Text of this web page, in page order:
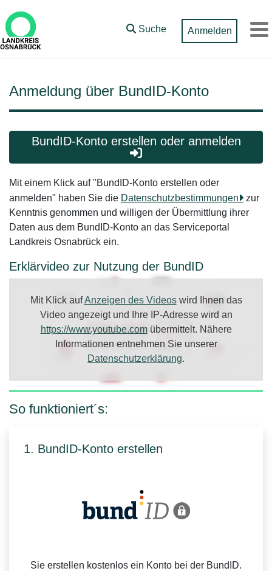
Zum Hauptinhalt springen
Suche Anmelden
Anmeldung über BundID-Konto
BundID-Konto erstellen oder anmelden
Mit einem Klick auf "BundID-Konto erstellen oder
anmelden" haben Sie die Datenschutzbestimmungen
zur
Kenntnis genommen und willigen der Übermittlung ihrer
Daten aus dem BundID-Konto an das Serviceportal
Landkreis Osnabrück ein.
Erklärvideo zur Nutzung der BundID
Mit Klick aufAnzeigen des Videoswird Ihnen das
Video angezeigt und Ihre IP-Adresse wird an
https://www.youtube.comübermittelt. Nähere
Informationen entnehmen Sie unserer
Datenschutzerklärung.
So funktioniert´s:
1. BundID-Konto erstellen
Sie erstellen kostenlos ein Konto bei der BundID.